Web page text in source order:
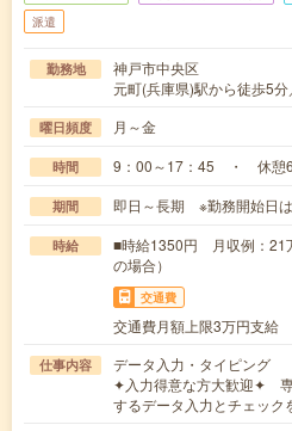
派遣
勤務地
神戸市中央区
元町(兵庫県)駅から徒歩5
曜日頻度 月～金
時間 9：00～17：45 ・ 休憩
期間 即日～長期 ※勤務開始日
時給
■時給1350円 月収例：21
の場合）
交通費
交通費月額上限3万円支給
仕事内容
データ入力・タイピング
✦入力得意な方大歓迎✦
するデータ入力とチェッ